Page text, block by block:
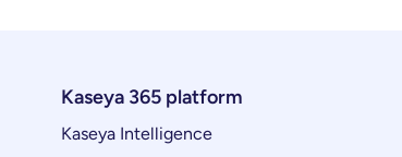
Kaseya 365 platform
Kaseya Intelligence